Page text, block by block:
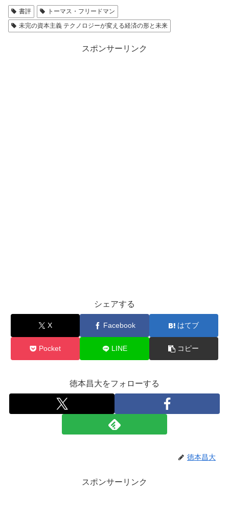
書評
トーマス・フリードマン
未完の資本主義 テクノロジーが変える経済の形と未来
スポンサーリンク
シェアする
X Facebook はてブ
Pocket LINE コピー
徳本昌大をフォローする
徳本昌大
スポンサーリンク